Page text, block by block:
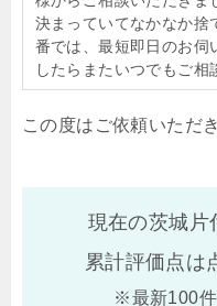
決まっていてなかなか捨
番では、最短即日のお伺
したらまたいつでもご相
この度はご依頼いただ
現在の茨城片
累計評価点は
※最新100